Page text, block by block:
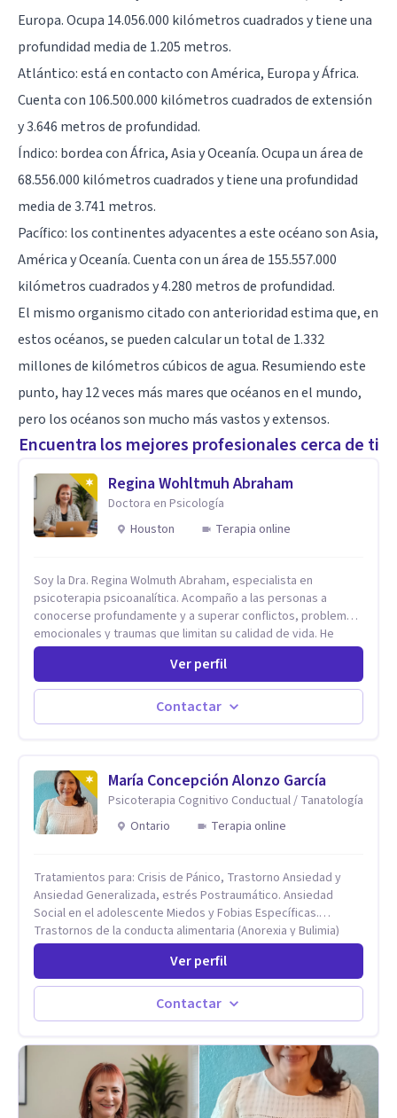
Europa. Ocupa 14.056.000 kilómetros cuadrados y tiene una
profundidad media de 1.205 metros.
Atlántico: está en contacto con América, Europa y África.
Cuenta con 106.500.000 kilómetros cuadrados de extensión
y 3.646 metros de profundidad.
Índico: bordea con África, Asia y Oceanía. Ocupa un área de
68.556.000 kilómetros cuadrados y tiene una profundidad
media de 3.741 metros.
Pacífico: los continentes adyacentes a este océano son Asia,
América y Oceanía. Cuenta con un área de 155.557.000
kilómetros cuadrados y 4.280 metros de profundidad.
El mismo organismo citado con anterioridad estima que, en
estos océanos, se pueden calcular un total de 1.332
millones de kilómetros cúbicos de agua. Resumiendo este
punto, hay 12 veces más mares que océanos en el mundo,
pero los océanos son mucho más vastos y extensos.
Encuentra los mejores profesionales cerca de ti
Regina Wohltmuh Abraham
Doctora en Psicología
Houston
Terapia online
Soy la Dra. Regina Wolmuth Abraham, especialista en
psicoterapia psicoanalítica. Acompaño a las personas a
conocerse profundamente y a superar conflictos, problemas
emocionales y traumas que limitan su calidad de vida. He
trabajado en reconocidas instituciones como el Hospital
Psiquiátrico San Rafael, Instituto Psiquiátrico MENDAO, San
Bernardino, Hospital Psiquiátrico Infantil y el Centro de
Integración Juvenil. Además, tuve el privilegio de colaborar
en comunidades como Olivar del Conde y Xochimilco, lo que
Ver perfil
Contactar
María Concepción Alonzo García
Psicoterapia Cognitivo Conductual / Tanatología
Ontario
Terapia online
Tratamientos para: Crisis de Pánico, Trastorno Ansiedad y
Ansiedad Generalizada, estrés Postraumático. Ansiedad
Social en el adolescente Miedos y Fobias Específicas.
Trastornos de la conducta alimentaria (Anorexia y Bulimia)
Modificación conductas no deseadas. Impulsividad,
conductas obsesivas, compulsividad. Trastorno obsesivo
compulsivo. Tratamiento Eficaz para la Depresión (AC)
Evaluación, contención e intervención en riesgo Suicida
Conductas autolesivas en el adolescente. Problemas con el
Mindfulness. Estimulación temprana, Establecimiento del
vínculo del Apego Seguro. Orientación sexual,
Acompañamiento Tanatológico. Cuidados paliativos en
enfermedades crónicas.
Ver perfil
Contactar